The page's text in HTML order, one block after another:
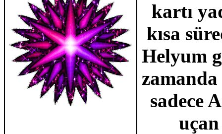
kartı
kısa
Helyum
sadece